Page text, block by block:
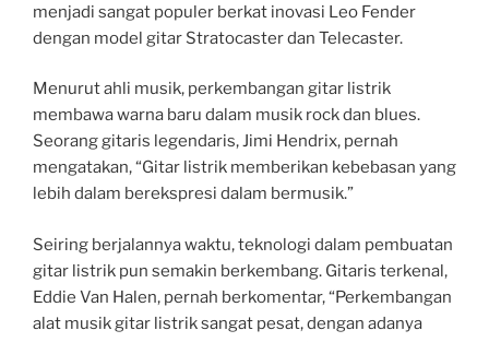
menjadi sangat populer berkat inovasi Leo Fender
dengan model gitar Stratocaster dan Telecaster.
Menurut ahli musik, perkembangan gitar listrik
membawa warna baru dalam musik rock dan blues.
Seorang gitaris legendaris, Jimi Hendrix, pernah
mengatakan, “Gitar listrik memberikan kebebasan yang
lebih dalam berekspresi dalam bermusik.”
Seiring berjalannya waktu, teknologi dalam pembuatan
gitar listrik pun semakin berkembang. Gitaris terkenal,
Eddie Van Halen, pernah berkomentar, “Perkembangan
alat musik gitar listrik sangat pesat, dengan adanya